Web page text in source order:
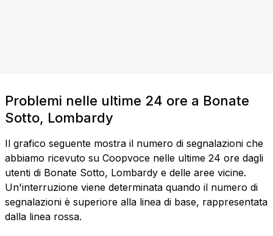
Problemi nelle ultime 24 ore a Bonate
Sotto, Lombardy
Il grafico seguente mostra il numero di segnalazioni che
abbiamo ricevuto su Coopvoce nelle ultime 24 ore dagli
utenti di Bonate Sotto, Lombardy e delle aree vicine.
Un'interruzione viene determinata quando il numero di
segnalazioni è superiore alla linea di base, rappresentata
dalla linea rossa.